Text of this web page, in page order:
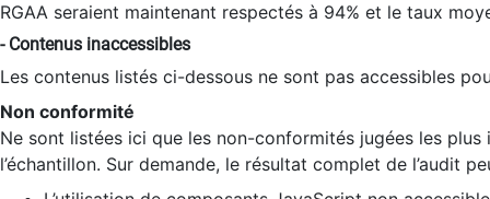
RGAA seraient maintenant respectés à 94% et le taux
- Contenus inaccessibles
Les contenus listés ci-dessous ne sont pas accessibles
Non conformité
Ne sont listées ici que les non-conformités jugées les
l’échantillon. Sur demande, le résultat complet de l’audit